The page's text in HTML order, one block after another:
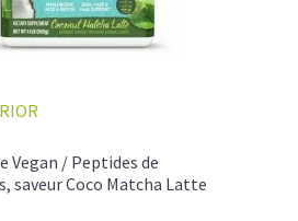
Comment
Vegan / Peptides de
saveur Coco Matcha Latte